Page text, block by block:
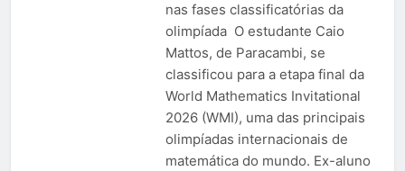
nas fases classificatórias da
olimpíada O estudante Caio
Mattos, de Paracambi, se
classificou para a etapa final da
World Mathematics Invitational
2026 (WMI), uma das principais
olimpíadas internacionais de
matemática do mundo. Ex-aluno